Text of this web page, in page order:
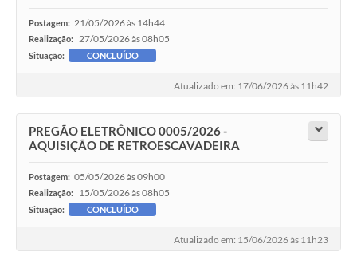
Postagem: 21/05/2026 às 14h44
Realização: 27/05/2026 às 08h05
Situação: CONCLUÍDO
Atualizado em: 17/06/2026 às 11h42
PREGÃO ELETRÔNICO 0005/2026 -
AQUISIÇÃO DE RETROESCAVADEIRA
Postagem: 05/05/2026 às 09h00
Realização: 15/05/2026 às 08h05
Situação: CONCLUÍDO
Atualizado em: 15/06/2026 às 11h23